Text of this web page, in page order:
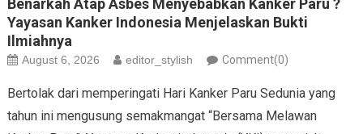
Benarkah Atap Asbes Menyebabkan Kanker Paru ?
Yayasan Kanker Indonesia Menjelaskan Bukti
Ilmiahnya
August 6, 2026 editor_stylish Comment(0)
Bertolak dari memperingati Hari Kanker Paru Sedunia yang
tahun ini mengusung semakmangat “Bersama Melawan